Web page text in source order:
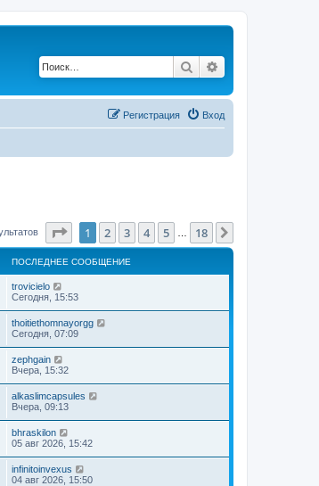
Поиск
Вход
Регистрация
Страница1 из 18
1 2 3 4 5 18
ПОСЛЕДНЕЕ СООБЩЕНИЕ
trovicielo
Сегодня, 15:53
thoitiethomnayorgg
Сегодня, 07:09
zephgain
Вчера, 15:32
alkaslimcapsules
Вчера, 09:13
bhraskilon
05 авг 2026, 15:42
infinitoinvexus
04 авг 2026, 15:50